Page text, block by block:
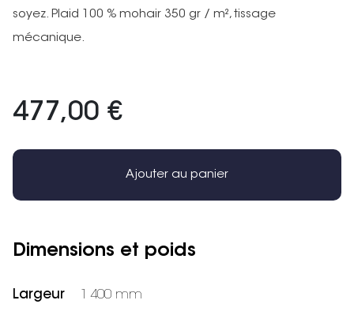
soyez. Plaid 100 % mohair 350 gr / m², tissage
mécanique.
477,00 €
Ajouter au panier
Dimensions et poids
Largeur 1 400 mm